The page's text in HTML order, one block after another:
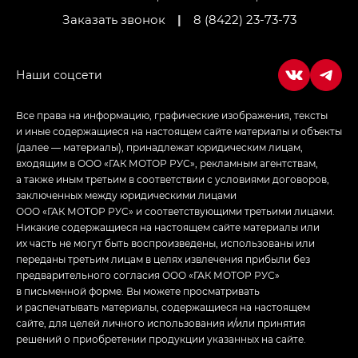
Empow — Эмпау (Empow) в комплектации
Заказать звонок
| 8 (8422) 23-73-73
Все права на информацию, графические изображения, тексты
и иные содержащиеся на настоящем сайте материалы и объекты
(далее — материалы), принадлежат юридическим лицам,
входящим в ООО «ГАК МОТОР РУС», рекламным агентствам,
а также иным третьим в соответствии с условиями договоров,
заключенных между юридическими лицами
ООО «ГАК МОТОР РУС» и соответствующими третьими лицами.
Никакие содержащиеся на настоящем сайте материалы или
их часть не могут быть воспроизведены, использованы или
переданы третьим лицам в целях извлечения прибыли без
предварительного согласия ООО «ГАК МОТОР РУС»
в письменной форме. Вы можете просматривать
и распечатывать материалы, содержащиеся на настоящем
сайте, для целей личного использования и/или принятия
решений о приобретении продукции указанных на сайте.